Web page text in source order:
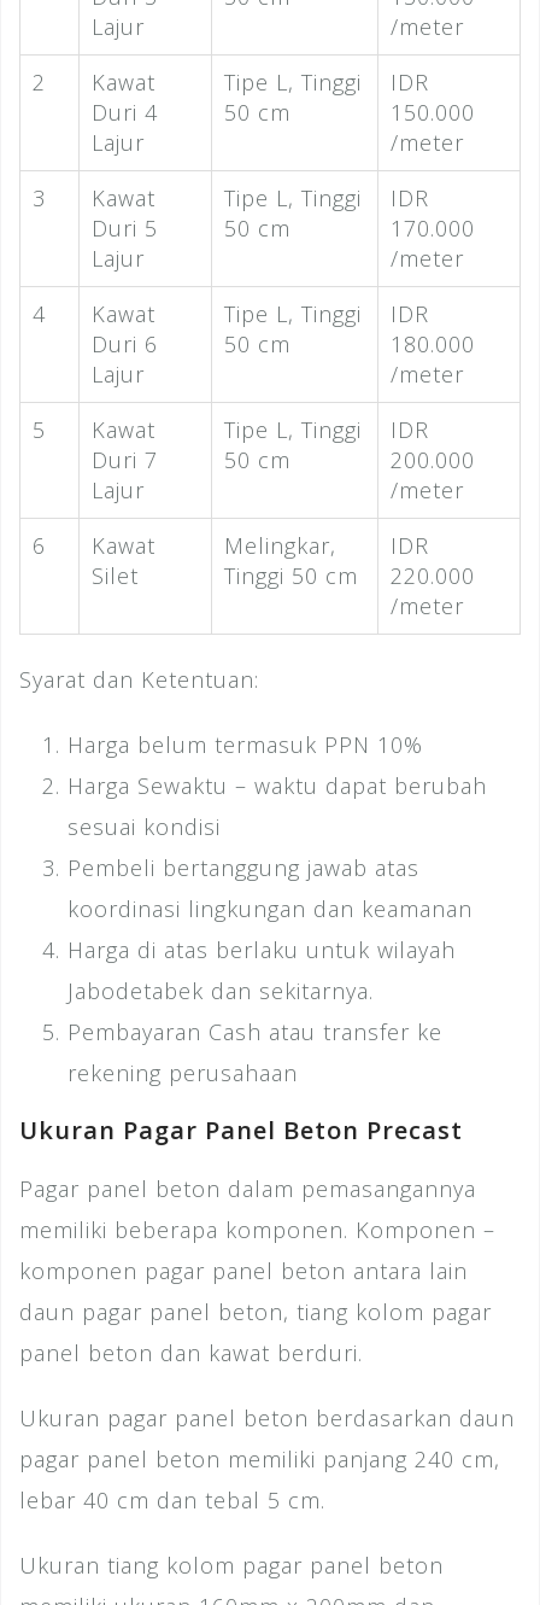
Lajur
/meter
2
Kawat
Duri 4
Lajur
Tipe L, Tinggi
50 cm
IDR
150.000
/meter
3
Kawat
Duri 5
Lajur
Tipe L, Tinggi
50 cm
IDR
170.000
/meter
4
Kawat
Duri 6
Lajur
Tipe L, Tinggi
50 cm
IDR
180.000
/meter
5
Kawat
Duri 7
Lajur
Tipe L, Tinggi
50 cm
IDR
200.000
/meter
6
Kawat
Silet
Melingkar,
Tinggi 50 cm
IDR
220.000
/meter
Syarat dan Ketentuan:
Harga belum termasuk PPN 10%
Harga Sewaktu – waktu dapat berubah
sesuai kondisi
Pembeli bertanggung jawab atas
koordinasi lingkungan dan keamanan
Harga di atas berlaku untuk wilayah
Jabodetabek dan sekitarnya.
Pembayaran Cash atau transfer ke
rekening perusahaan
Ukuran Pagar Panel Beton Precast
Pagar panel beton dalam pemasangannya
memiliki beberapa komponen. Komponen –
komponen pagar panel beton antara lain
daun pagar panel beton, tiang kolom pagar
panel beton dan kawat berduri.
Ukuran pagar panel beton berdasarkan daun
pagar panel beton memiliki panjang 240 cm,
lebar 40 cm dan tebal 5 cm.
Ukuran tiang kolom pagar panel beton